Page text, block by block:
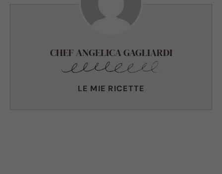
CHEF ANGELICA GAGLIARDI
LE MIE RICETTE